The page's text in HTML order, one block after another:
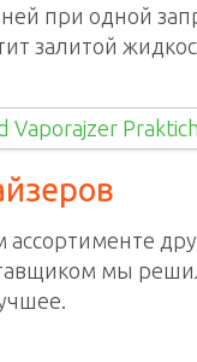
при одной
залитой
мы